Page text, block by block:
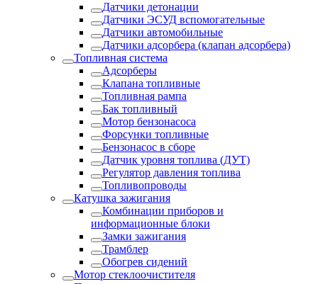
Датчики детонации
Датчики ЭСУД вспомогательные
Датчики автомобильные
Датчики адсорбера (клапан адсорбера)
Топливная система
Адсорберы
Клапана топливные
Топливная рампа
Бак топливный
Мотор бензонасоса
Форсунки топливные
Бензонасос в сборе
Датчик уровня топлива (ДУТ)
Регулятор давления топлива
Топливопроводы
Катушка зажигания
Комбинации приборов и
информационные блоки
Замки зажигания
Трамблер
Обогрев сидений
Мотор стеклоочистителя